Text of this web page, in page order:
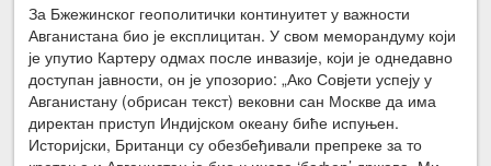
За Бжежинског геополитички континуитет у важности
Авганистана био је експлицитан. У свом меморандуму који
је упутио Картеру одмах после инвазије, који је однедавно
доступан јавности, он је упозорио: „Ако Совјети успеју у
Авганистану (обрисан текст) вековни сан Москве да има
директан приступ Индијском океану биће испуњен.
Историјски, Британци су обезбеђивали препреке за то